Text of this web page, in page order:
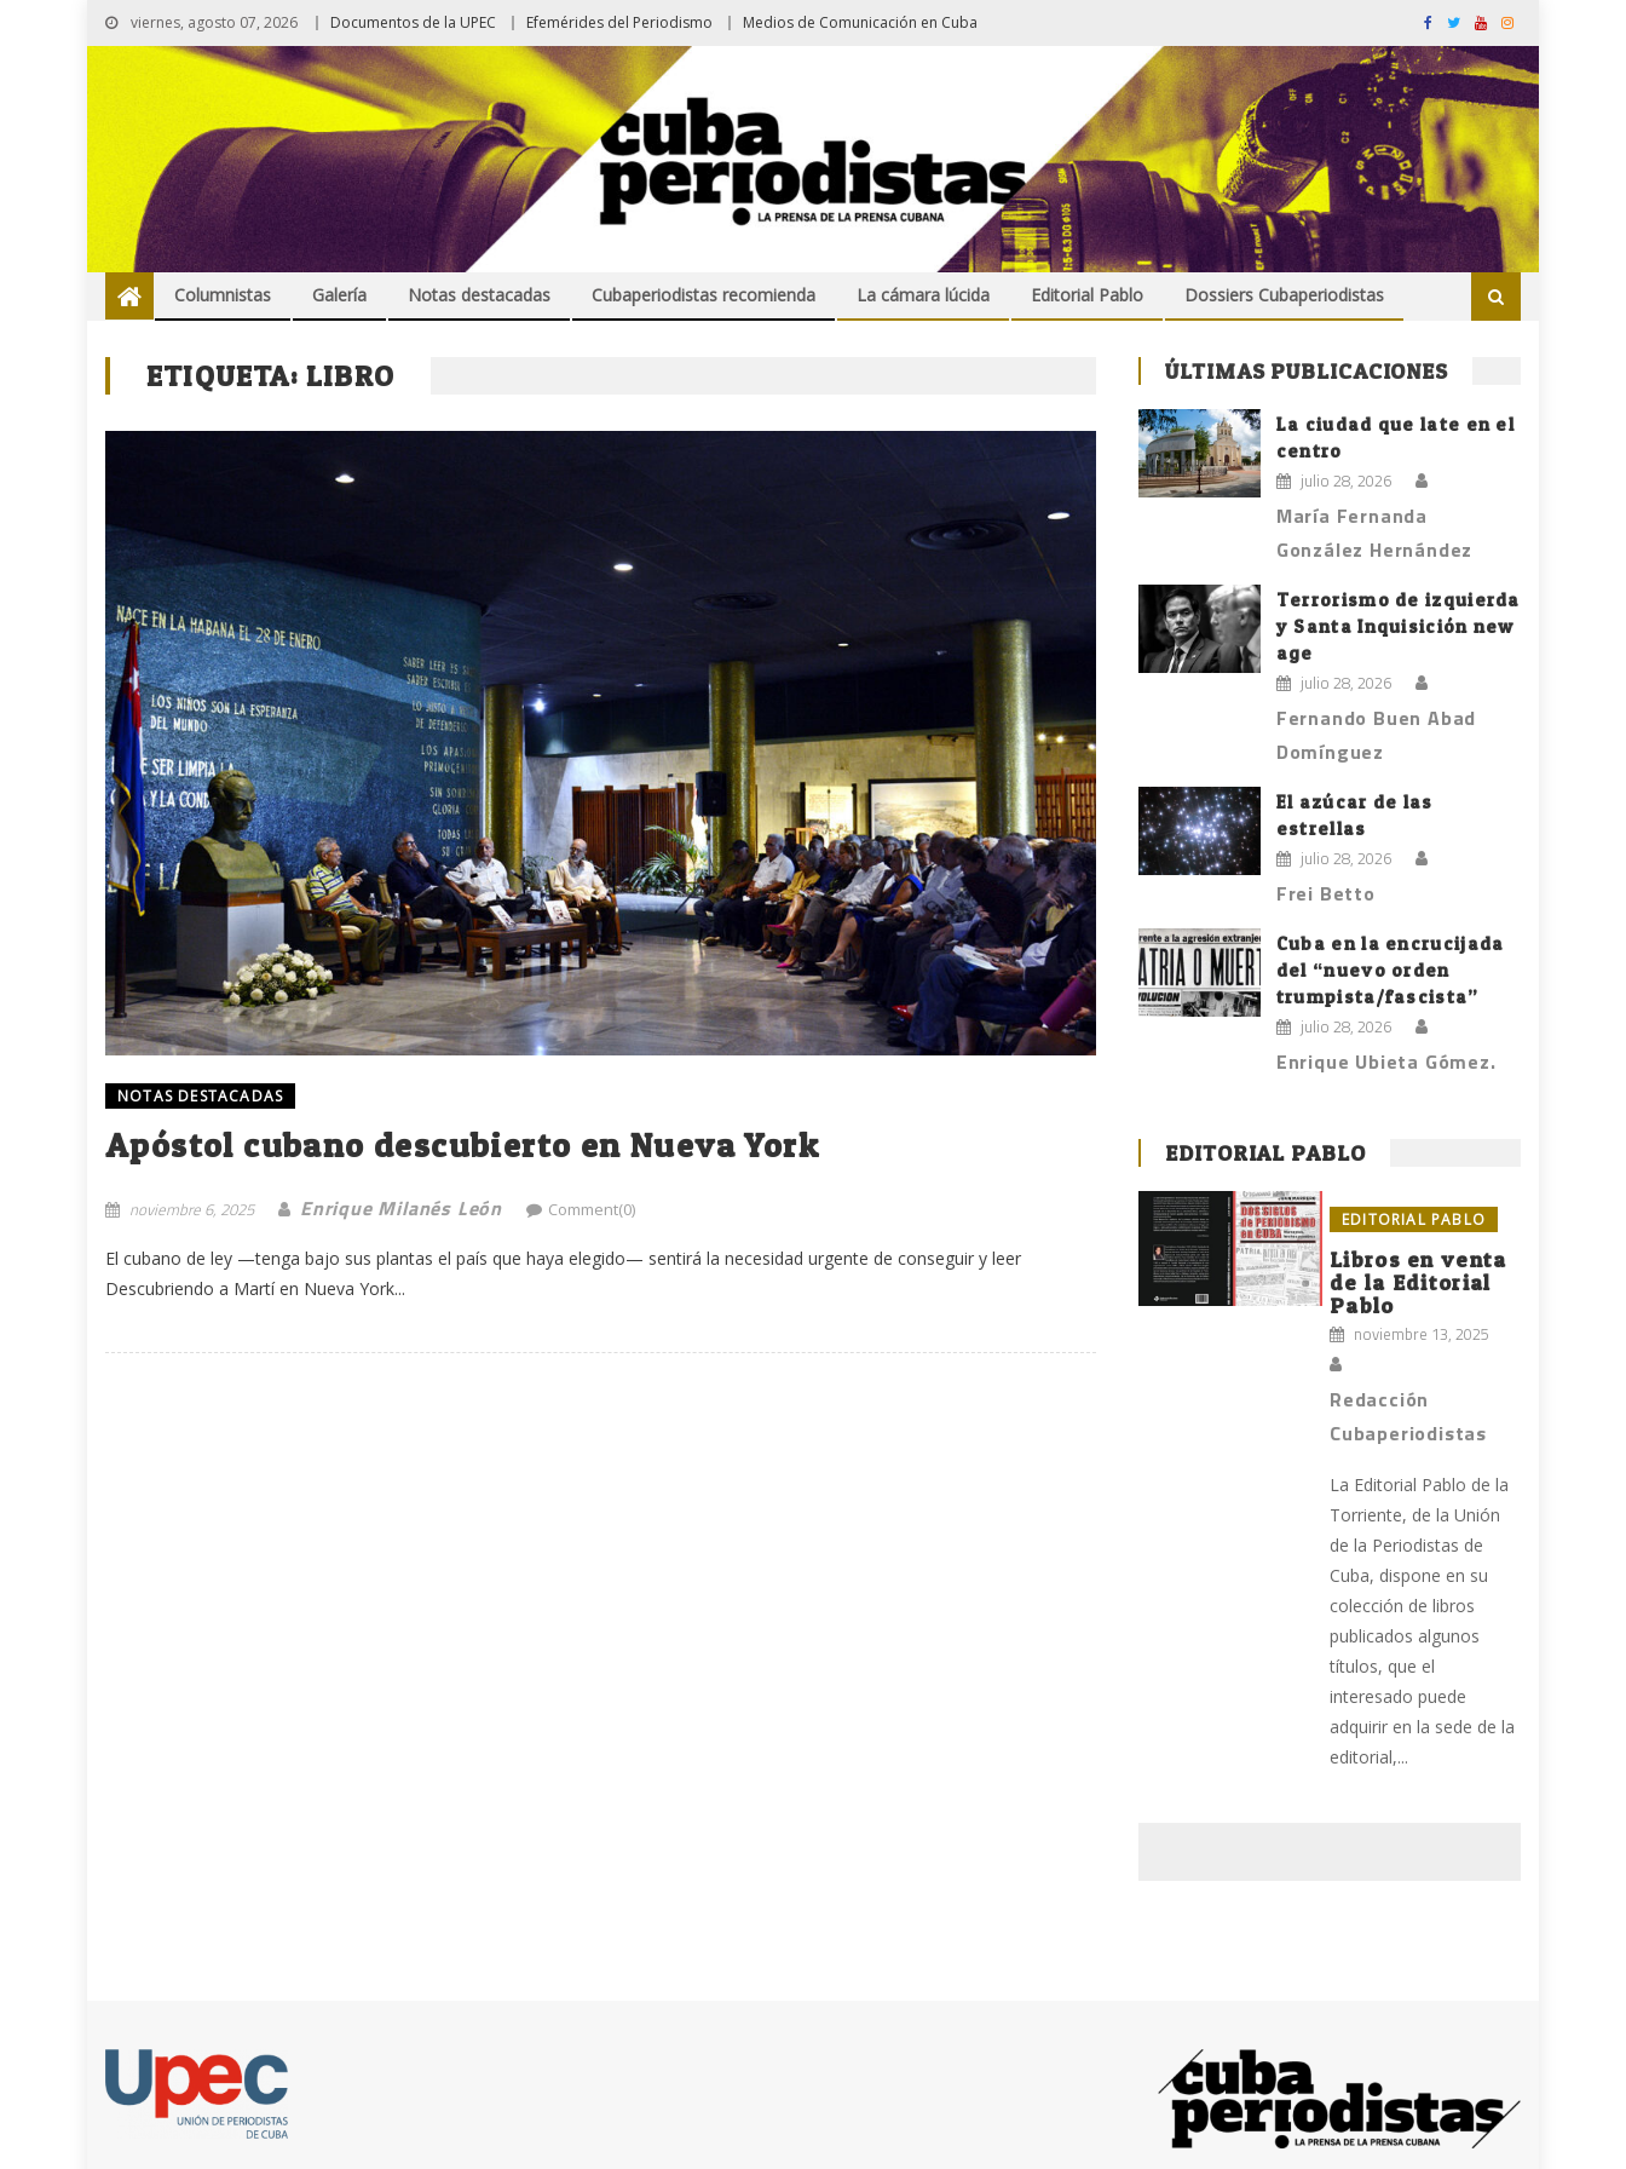
viernes, agosto 07, 2026 Documentos de la UPEC Efemérides del Periodismo Medios de Comunicación en Cuba
Columnistas Galería Notas destacadas Cubaperiodistas recomienda La cámara lúcida Editorial Pablo Dossiers Cubaperiodistas
ETIQUETA: LIBRO
NOTAS DESTACADAS
Apóstol cubano descubierto en Nueva York
noviembre 6, 2025 Enrique Milanés León Comment(0)
El cubano de ley —tenga bajo sus plantas el país que haya elegido— sentirá la necesidad urgente de conseguir y leer
Descubriendo a Martí en Nueva York...
ÚLTIMAS PUBLICACIONES
La ciudad que late en el
centro
julio 28, 2026
María Fernanda
González Hernández
Terrorismo de izquierda
y Santa Inquisición new
age
julio 28, 2026
Fernando Buen Abad
Domínguez
El azúcar de las
estrellas
julio 28, 2026
Frei Betto
Cuba en la encrucijada
del “nuevo orden
trumpista/fascista”
julio 28, 2026
Enrique Ubieta Gómez.
EDITORIAL PABLO
EDITORIAL PABLO
Libros en venta
de la Editorial
Pablo
noviembre 13, 2025
Redacción
Cubaperiodistas
La Editorial Pablo de la
Torriente, de la Unión
de la Periodistas de
Cuba, dispone en su
colección de libros
publicados algunos
títulos, que el
interesado puede
adquirir en la sede de la
editorial,...